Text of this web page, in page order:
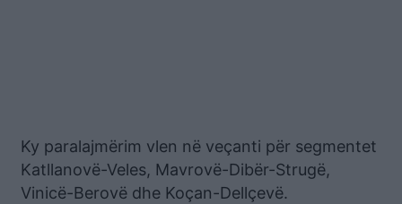
Ky paralajmërim vlen në veçanti për segmentet
Katllanovë-Veles, Mavrovë-Dibër-Strugë,
Vinicë-Berovë dhe Koçan-Dellçevë.